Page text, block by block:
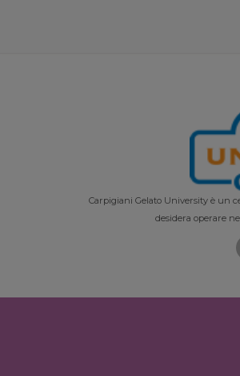
Carpigiani Gelato University è un
desidera operare